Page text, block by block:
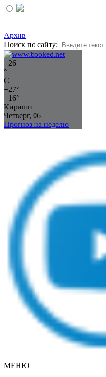
Архив
Поиск по сайту:
+26
°
C
+27°
+16°
Кириши
Четверг, 06
Прогноз на неделю
МЕНЮ